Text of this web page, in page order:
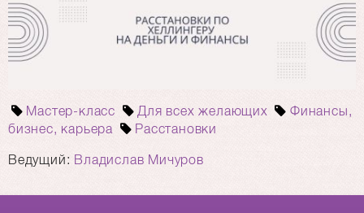
Мастер-класс Для всех желающих
Финансы,
бизнес, карьера
Расстановки
Ведущий: Владислав Мичуров